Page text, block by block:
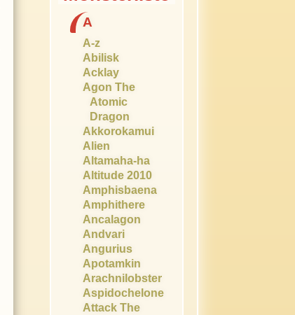
A
A-z
Abilisk
Acklay
Agon The
Atomic
Dragon
Akkorokamui
Alien
Altamaha-ha
Altitude 2010
Amphisbaena
Amphithere
Ancalagon
Andvari
Angurius
Apotamkin
Arachnilobster
Aspidochelone
Attack The